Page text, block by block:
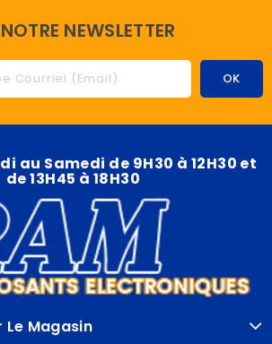
NEWSLETTER
au Samedi de 9H30 à 12H30 et
de 13H45 à 18H30
Magasin